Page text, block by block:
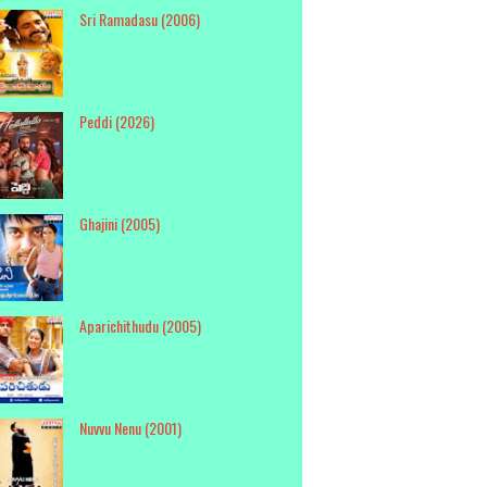
Sri Ramadasu (2006)
Peddi (2026)
Ghajini (2005)
Aparichithudu (2005)
Nuvvu Nenu (2001)